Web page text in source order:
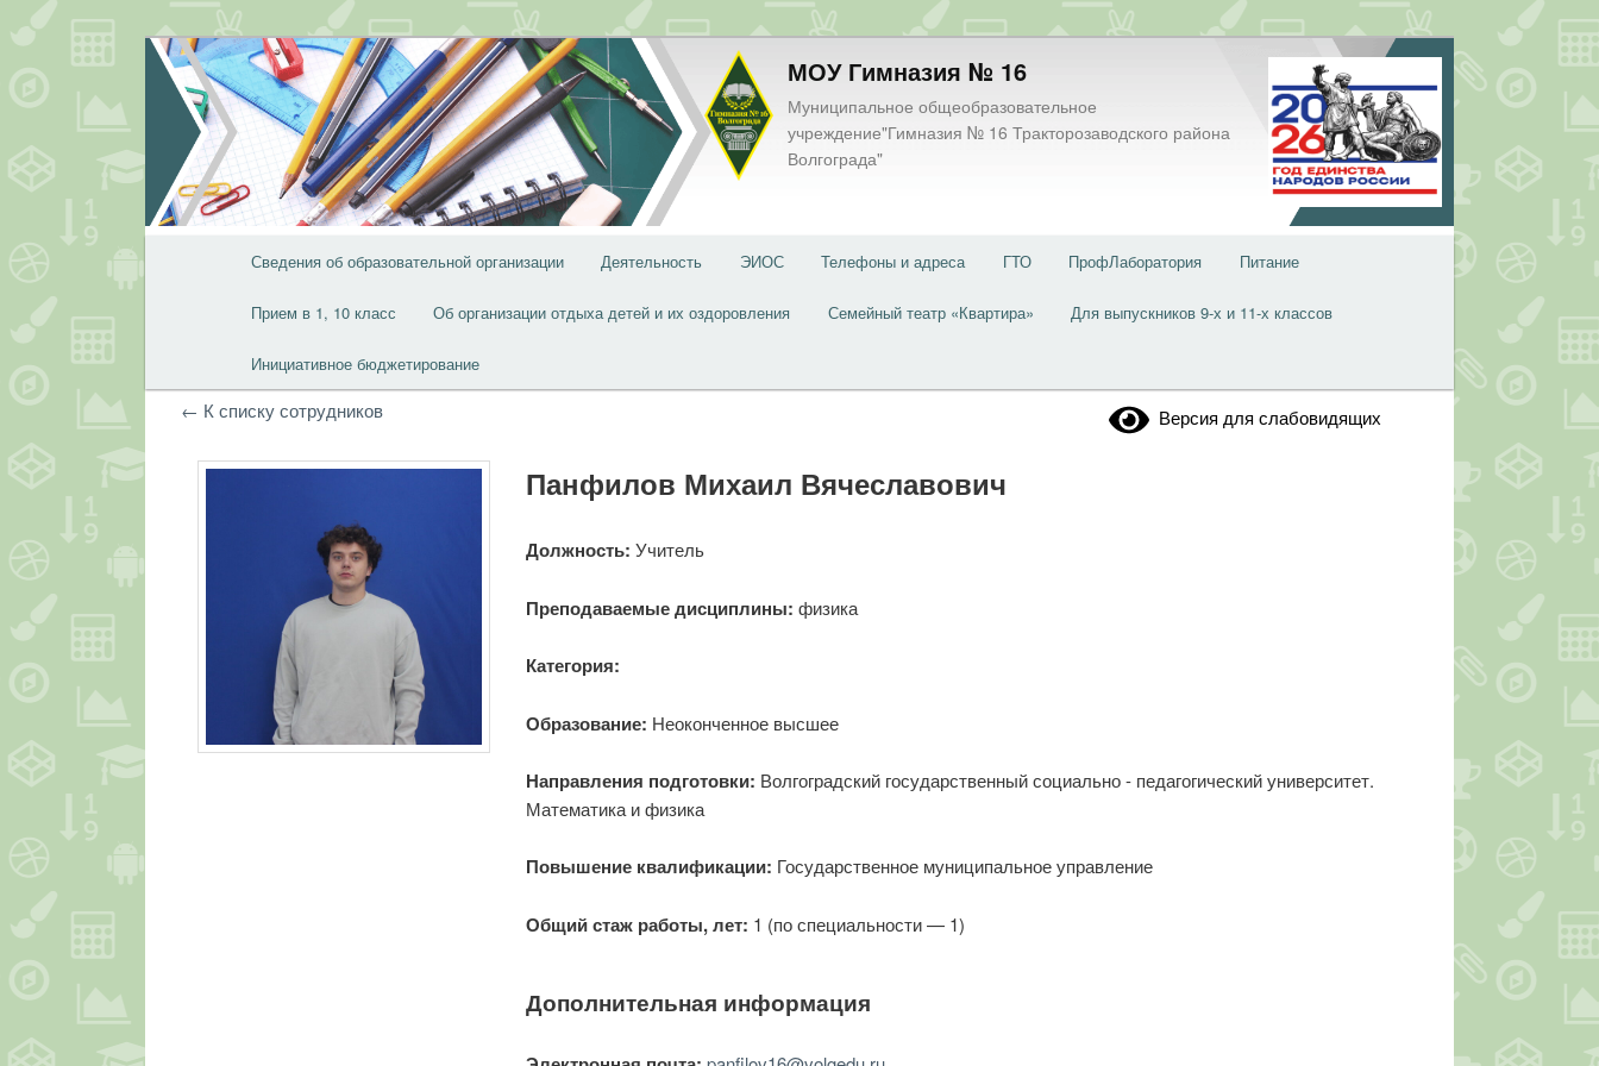
Перейти
к
основному
содержимому
Перейти
к
дополнительному
содержимому
МОУ Гимназия № 16
Муниципальное общеобразовательное
учреждение"Гимназия № 16 Тракторозаводского района
Волгограда"
Сведения об образовательной организации Деятельность ЭИОС Телефоны и адреса ГТО ПрофЛаборатория Питание
Прием в 1, 10 класс Об организации отдыха детей и их оздоровления Семейный театр «Квартира» Для выпускников 9-х и 11-х классов
Инициативное бюджетирование
Версия для слабовидящих
← К списку сотрудников
Панфилов Михаил Вячеславович
Должность: Учитель
Преподаваемые дисциплины: физика
Категория:
Образование: Неоконченное высшее
Направления подготовки: Волгоградский государственный социально - педагогический университет.
Математика и физика
Повышение квалификации: Государственное муниципальное управление
Общий стаж работы, лет: 1 (по специальности — 1)
Дополнительная информация